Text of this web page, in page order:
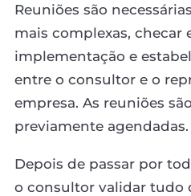
Reuniões são
mais complexas, checar
implementação e
entre o consultor e o
empresa. As reuniões
previamente agendadas.
Depois de passar por
o consultor validar tudo